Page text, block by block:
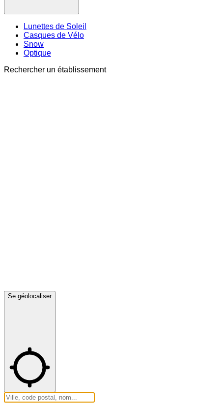
Lunettes de Soleil
Casques de Vélo
Snow
Optique
Rechercher un établissement
Se géolocaliser